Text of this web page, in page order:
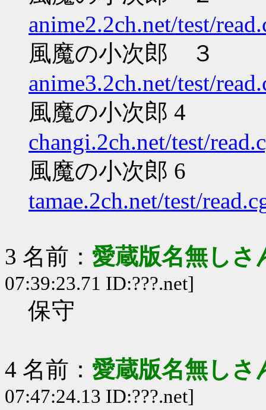
anime2.2ch.net/test/
風魔の小次郎 ３
anime3.2ch.net/test/
風魔の小次郎 4
changi.2ch.net/test/
風魔の小次郎 6
tamae.2ch.net/test/
3 名前： 愛蔵版名無しさ
07:39:23.71 ID:???.net]
保守
4 名前： 愛蔵版名無しさ
07:47:24.13 ID:???.net]